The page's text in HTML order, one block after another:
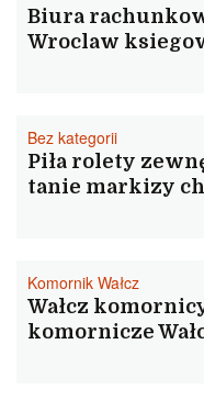
Biura
Wroclaw
Bez kategorii
Piła rolety
tanie markizy
Komornik Wałcz
Wałcz
komornicze